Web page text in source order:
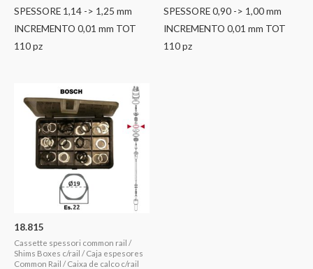
SPESSORE 1,14 -> 1,25 mm
INCREMENTO 0,01 mm TOT
110 pz
SPESSORE 0,90 -> 1,00 mm
INCREMENTO 0,01 mm TOT
110 pz
18.815
Cassette spessori common rail /
Shims Boxes c/rail / Caja espesores
Common Rail / Caixa de calco c/rail